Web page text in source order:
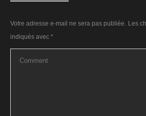
Votre adresse e-mail ne sera pas publiée. Les
indiqués avec *